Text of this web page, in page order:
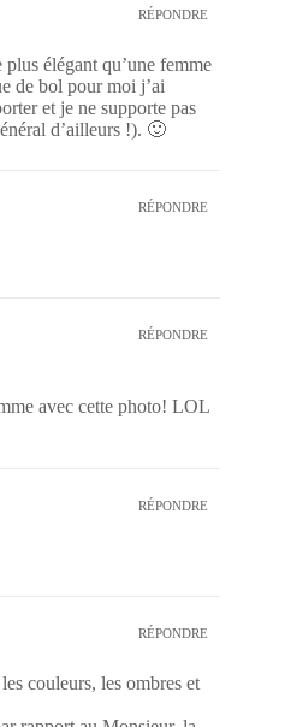
RÉPONDRE
élégant qu’une femme
de bol pour moi j’ai
et je ne supporte pas
d’ailleurs !). 🙂
RÉPONDRE
RÉPONDRE
avec cette photo! LOL
RÉPONDRE
RÉPONDRE
couleurs, les ombres et